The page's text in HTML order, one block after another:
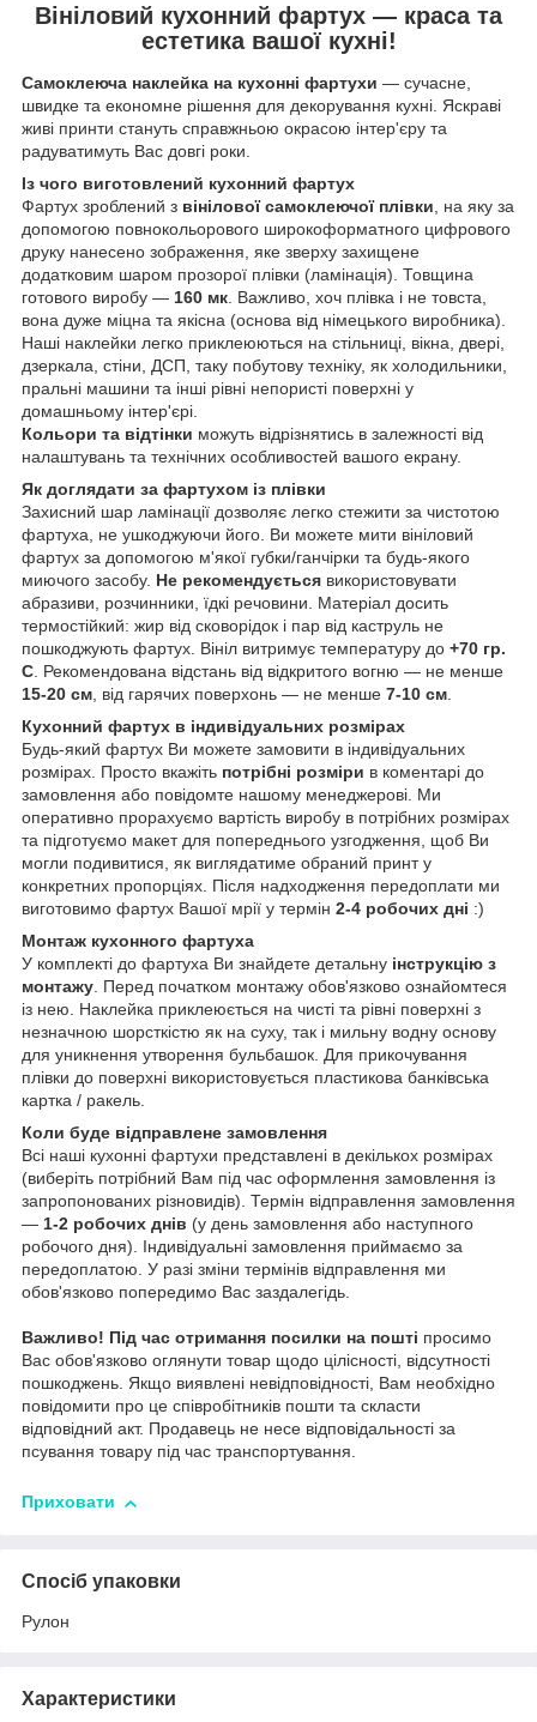
Вініловий кухонний фартух — краса та
естетика вашої кухні!
Самоклеюча наклейка на кухонні фартухи — сучасне,
швидке та економне рішення для декорування кухні. Яскраві
живі принти стануть справжньою окрасою інтер'єру та
радуватимуть Вас довгі роки.
Із чого виготовлений кухонний фартух
Фартух зроблений з вінілової самоклеючої плівки, на яку за
допомогою повнокольорового широкоформатного цифрового
друку нанесено зображення, яке зверху захищене
додатковим шаром прозорої плівки (ламінація). Товщина
готового виробу — 160 мк. Важливо, хоч плівка і не товста,
вона дуже міцна та якісна (основа від німецького виробника).
Наші наклейки легко приклеюються на стільниці, вікна, двері,
дзеркала, стіни, ДСП, таку побутову техніку, як холодильники,
пральні машини та інші рівні непористі поверхні у
домашньому інтер'єрі.
Кольори та відтінки можуть відрізнятись в залежності від
налаштувань та технічних особливостей вашого екрану.
Як доглядати за фартухом із плівки
Захисний шар ламінації дозволяє легко стежити за чистотою
фартуха, не ушкоджуючи його. Ви можете мити вініловий
фартух за допомогою м'якої губки/ганчірки та будь-якого
миючого засобу. Не рекомендується використовувати
абразиви, розчинники, їдкі речовини. Матеріал досить
термостійкий: жир від сковорідок і пар від каструль не
пошкоджують фартух. Вініл витримує температуру до +70 гр.
С. Рекомендована відстань від відкритого вогню — не менше
15-20 см, від гарячих поверхонь — не менше 7-10 см.
Кухонний фартух в індивідуальних розмірах
Будь-який фартух Ви можете замовити в індивідуальних
розмірах. Просто вкажіть потрібні розміри в коментарі до
замовлення або повідомте нашому менеджерові. Ми
оперативно прорахуємо вартість виробу в потрібних розмірах
та підготуємо макет для попереднього узгодження, щоб Ви
могли подивитися, як виглядатиме обраний принт у
конкретних пропорціях. Після надходження передоплати ми
виготовимо фартух Вашої мрії у термін 2-4 робочих дні :)
Монтаж кухонного фартуха
У комплекті до фартуха Ви знайдете детальну інструкцію з
монтажу. Перед початком монтажу обов'язково ознайомтеся
із нею. Наклейка приклеюється на чисті та рівні поверхні з
незначною шорсткістю як на суху, так і мильну водну основу
для уникнення утворення бульбашок. Для прикочування
плівки до поверхні використовується пластикова банківська
картка / ракель.
Коли буде відправлене замовлення
Всі наші кухонні фартухи представлені в декількох розмірах
(виберіть потрібний Вам під час оформлення замовлення із
запропонованих різновидів). Термін відправлення замовлення
— 1-2 робочих днів (у день замовлення або наступного
робочого дня). Індивідуальні замовлення приймаємо за
передоплатою. У разі зміни термінів відправлення ми
обов'язково попередимо Вас заздалегідь.
Важливо! Під час отримання посилки на пошті просимо
Вас обов'язково оглянути товар щодо цілісності, відсутності
пошкоджень. Якщо виявлені невідповідності, Вам необхідно
повідомити про це співробітників пошти та скласти
відповідний акт. Продавець не несе відповідальності за
псування товару під час транспортування.
Приховати
Спосіб упаковки
Рулон
Характеристики